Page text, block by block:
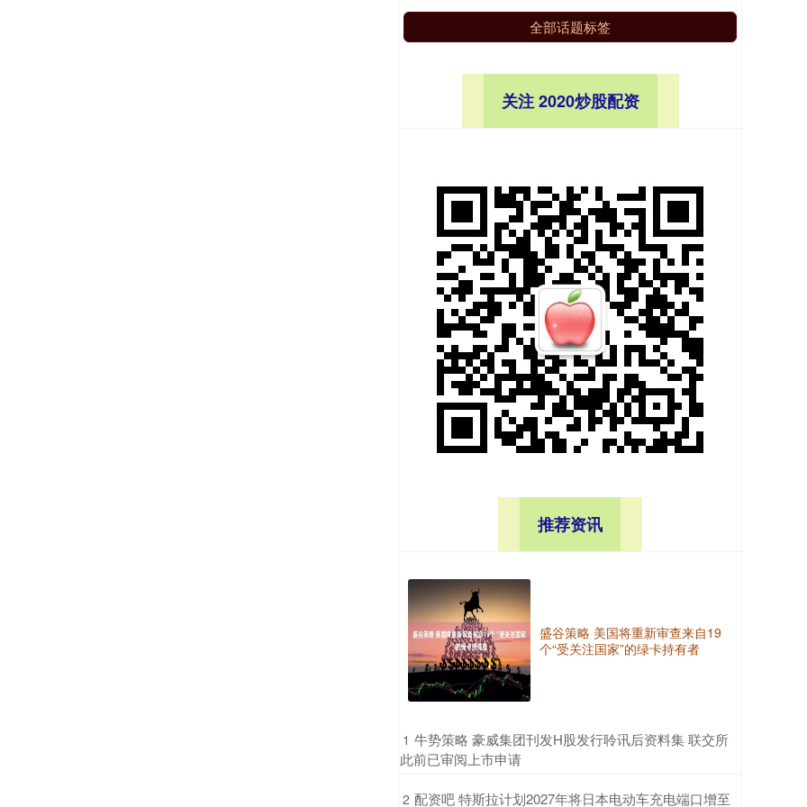
全部话题标签
关注 2020炒股配资
推荐资讯
盛谷策略 美国将重新审查来自19
个“受关注国家”的绿卡持有者
1 ​牛势策略 豪威集团刊发H股发行聆讯后资料集 联交所
此前已审阅上市申请
2 ​配资吧 特斯拉计划2027年将日本电动车充电端口增至